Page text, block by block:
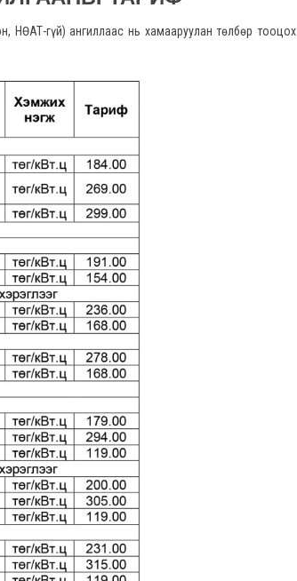
НӨАТ-гүй) ангиллаас нь хамааруулан төлбөр тооцох